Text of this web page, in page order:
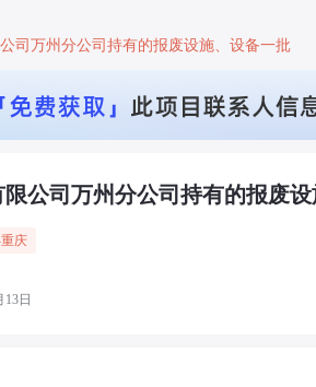
司万州分公司持有的报废设施、设备一批
公司万州分公司持有的报废
庆
13日